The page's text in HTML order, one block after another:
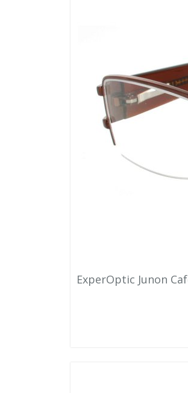
ExperOptic Junon